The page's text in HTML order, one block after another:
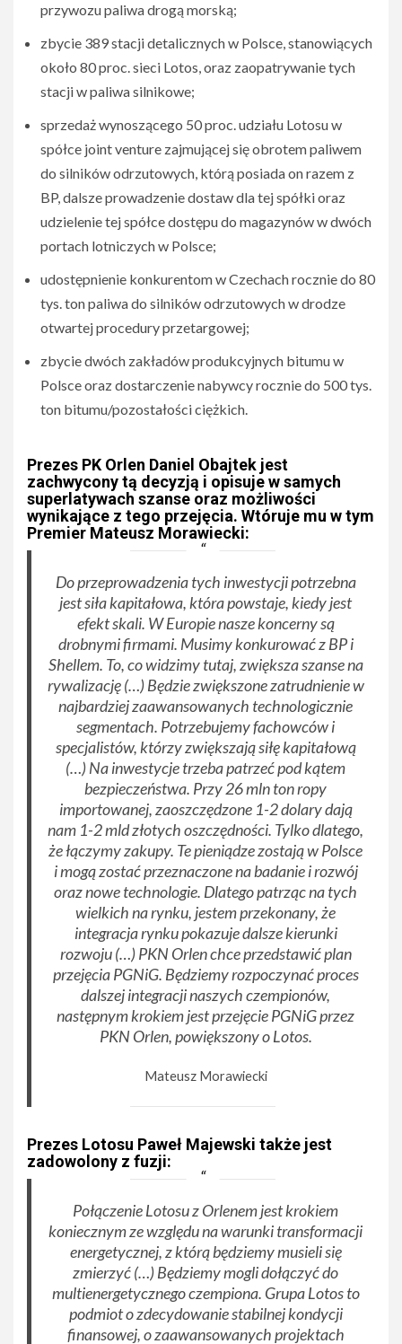
przywozu paliwa drogą morską;
zbycie 389 stacji detalicznych w Polsce, stanowiących
około 80 proc. sieci Lotos, oraz zaopatrywanie tych
stacji w paliwa silnikowe;
sprzedaż wynoszącego 50 proc. udziału Lotosu w
spółce joint venture zajmującej się obrotem paliwem
do silników odrzutowych, którą posiada on razem z
BP, dalsze prowadzenie dostaw dla tej spółki oraz
udzielenie tej spółce dostępu do magazynów w dwóch
portach lotniczych w Polsce;
udostępnienie konkurentom w Czechach rocznie do 80
tys. ton paliwa do silników odrzutowych w drodze
otwartej procedury przetargowej;
zbycie dwóch zakładów produkcyjnych bitumu w
Polsce oraz dostarczenie nabywcy rocznie do 500 tys.
ton bitumu/pozostałości ciężkich.
Prezes PK Orlen Daniel Obajtek jest
zachwycony tą decyzją i opisuje w samych
superlatywach szanse oraz możliwości
wynikające z tego przejęcia. Wtóruje mu w tym
Premier Mateusz Morawiecki:
Do przeprowadzenia tych inwestycji potrzebna
jest siła kapitałowa, która powstaje, kiedy jest
efekt skali. W Europie nasze koncerny są
drobnymi firmami. Musimy konkurować z BP i
Shellem. To, co widzimy tutaj, zwiększa szanse na
rywalizację (…) Będzie zwiększone zatrudnienie w
najbardziej zaawansowanych technologicznie
segmentach. Potrzebujemy fachowców i
specjalistów, którzy zwiększają siłę kapitałową
(…) Na inwestycje trzeba patrzeć pod kątem
bezpieczeństwa. Przy 26 mln ton ropy
importowanej, zaoszczędzone 1-2 dolary dają
nam 1-2 mld złotych oszczędności. Tylko dlatego,
że łączymy zakupy. Te pieniądze zostają w Polsce
i mogą zostać przeznaczone na badanie i rozwój
oraz nowe technologie. Dlatego patrząc na tych
wielkich na rynku, jestem przekonany, że
integracja rynku pokazuje dalsze kierunki
rozwoju (…) PKN Orlen chce przedstawić plan
przejęcia PGNiG. Będziemy rozpoczynać proces
dalszej integracji naszych czempionów,
następnym krokiem jest przejęcie PGNiG przez
PKN Orlen, powiększony o Lotos.
Mateusz Morawiecki
Prezes Lotosu Paweł Majewski także jest
zadowolony z fuzji:
Połączenie Lotosu z Orlenem jest krokiem
koniecznym ze względu na warunki transformacji
energetycznej, z którą będziemy musieli się
zmierzyć (…) Będziemy mogli dołączyć do
multienergetycznego czempiona. Grupa Lotos to
podmiot o zdecydowanie stabilnej kondycji
finansowej, o zaawansowanych projektach